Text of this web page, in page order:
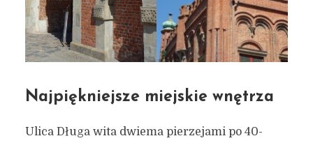
Najpiękniejsze miejskie wnętrza
Ulica Długa wita dwiema pierzejami po 40-